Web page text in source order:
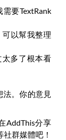
要TextRank
以幫我整理
多了根本看
法。你的意見
AddThis分享
群媒體吧！